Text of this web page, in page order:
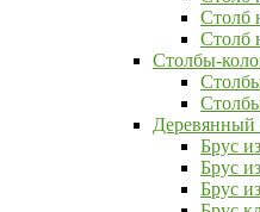
Столб
Столб
Столбы-
Деревянный
Брус
Брус
Брус